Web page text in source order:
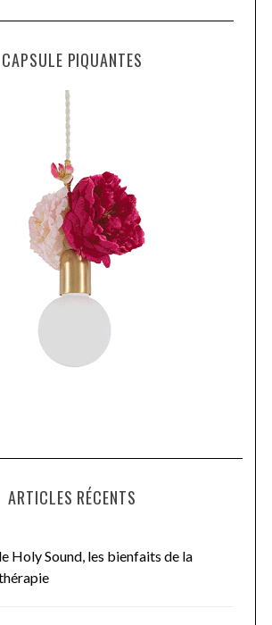
CAPSULE PIQUANTES
ARTICLES RÉCENTS
Holy Sound, les bienfaits de la